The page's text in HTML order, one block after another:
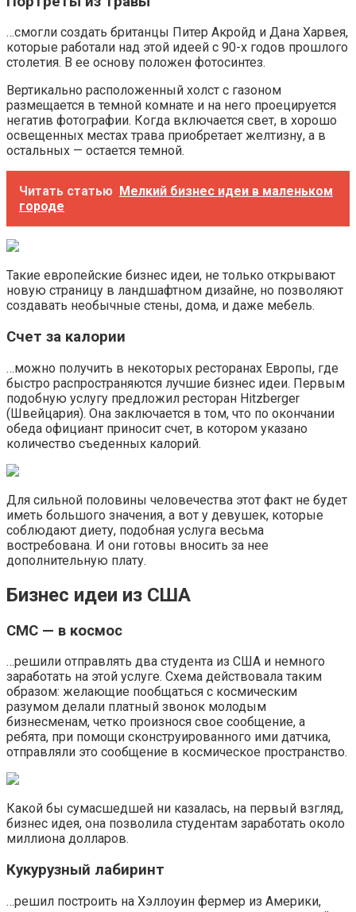
…смогли создать британцы Питер Акройд и Дана Харвея,
которые работали над этой идеей с 90-х годов прошлого
столетия. В ее основу положен фотосинтез.
Вертикально расположенный холст с газоном
размещается в темной комнате и на него проецируется
негатив фотографии. Когда включается свет, в хорошо
освещенных местах трава приобретает желтизну, а в
остальных — остается темной.
Читать статью Мелкий бизнес идеи в маленьком
городе
Такие европейские бизнес идеи, не только открывают
новую страницу в ландшафтном дизайне, но позволяют
создавать необычные стены, дома, и даже мебель.
Счет за калории
…можно получить в некоторых ресторанах Европы, где
быстро распространяются лучшие бизнес идеи. Первым
подобную услугу предложил ресторан Hitzberger
(Швейцария). Она заключается в том, что по окончании
обеда официант приносит счет, в котором указано
количество съеденных калорий.
Для сильной половины человечества этот факт не будет
иметь большого значения, а вот у девушек, которые
соблюдают диету, подобная услуга весьма
востребована. И они готовы вносить за нее
дополнительную плату.
Бизнес идеи из США
СМС — в космос
…решили отправлять два студента из США и немного
заработать на этой услуге. Схема действовала таким
образом: желающие пообщаться с космическим
разумом делали платный звонок молодым
бизнесменам, четко произнося свое сообщение, а
ребята, при помощи сконструированного ими датчика,
отправляли это сообщение в космическое пространство.
Какой бы сумасшедшей ни казалась, на первый взгляд,
бизнес идея, она позволила студентам заработать около
миллиона долларов.
Кукурузный лабиринт
…решил построить на Хэллоуин фермер из Америки,